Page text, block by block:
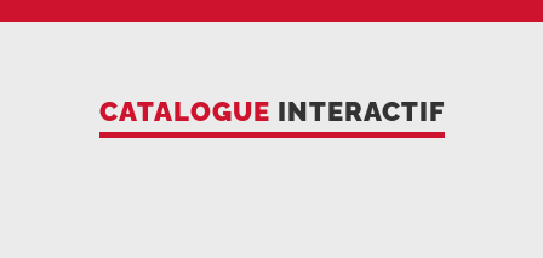
CATALOGUE INTERACTIF